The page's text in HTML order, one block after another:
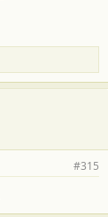
#315